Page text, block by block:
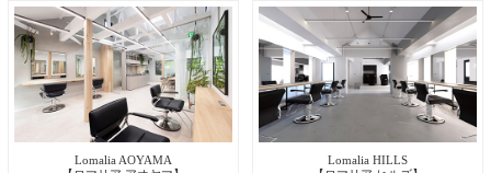
Lomalia AOYAMA
Lomalia HILLS